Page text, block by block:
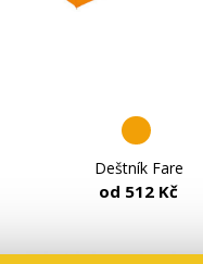
Deštník Fare
od 512 Kč